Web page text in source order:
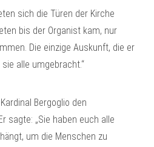
sich die Türen der Kirche
bis der Organist kam, nur
Die einzige Auskunft, die er
alle umgebracht.“
Bergoglio den
sagte: „Sie haben euch alle
um die Menschen zu